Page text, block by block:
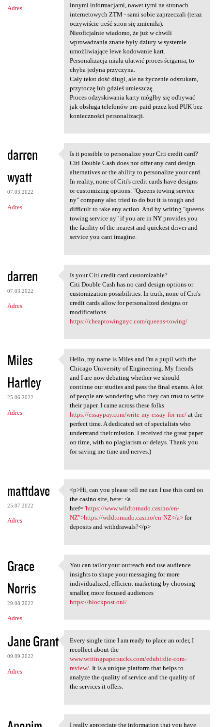
Adres
innymi informacjami, nawet tymi na stronach
internetowych ZTM - sami sobie zaprzeczali (teraz
oczywiście treść stron się zmieniła).
Nieoficjalnie wiadomo, że już w chwili
wprowadzania znane były dziury w systemie
umożliwiające lewe kodowanie kart.
Personalizacja miała ułatwić proces ścigania, to
chyba jedyna przyczyna.
Cały tekst dość długi, ale na życzenie odszukam,
przytoczę lub gdzieś umieszczę.
Proces odzyskiwania karty mógłby się odbywać
jak obsługa telefonów pre-paid przez kod PUK bez
konieczności personalizacji.
darren
wyatt
07.03.2022
Adres
Is it possible to personalize
Is it possible to personalize your Citi credit card?
Citi Double Cash does not offer any card design
alternatives or the ability to personalize your card.
In reality, none of Citi's credit cards have designs
or customizing options. "Queens towing service
ny" company also tried to do but it is tough and
difficult to take any action. And by writing "queens
towing service ny" if you are in NY provides you
the facility of the nearest and quickest driver and
service you cant imagine.
darren
07.03.2022
Adres
Is your Citi credit card
Is your Citi credit card customizable?
Citi Double Cash has no card design options or
customization possibilities. In truth, none of Citi's
credit cards allow for personalized designs or
modifications.
https://cheaptowingnyc.com/queens-towing/
Miles
Hartley
25.06.2022
Adres
Hello, my name is Miles and I
Hello, my name is Miles and I'm a pupil with the
Chicago University of Engineering. My friends
and I are now debating whether we should
continue our studies and pass the final exams. A lot
of people are wondering who they can trust to write
their paper. I came across these folks
https://essaypay.com/write-my-essay-for-me/at the
perfect time. A dedicated set of specialists who
understand their mission. I received the great paper
on time, with no plagiarism or delays. Thank you
for saving me time and nerves.)
mattdave
25.07.2022
Adres
<p>Hi, can you please tell me
<p>Hi, can you please tell me can I use this card on
the casino site, here: <a
href="https://www.wildtornado.casino/en-
NZ">https://wildtornado.casino/en-NZ</a>for
deposits and withdrawals?</p>
Grace
Norris
29.08.2022
Adres
You can tailor your outreach
You can tailor your outreach and use audience
insights to shape your messaging for more
individualized, efficient marketing by choosing
smaller, more focused audiences
https://blockpost.onl/
Jane Grant
09.09.2022
Adres
Every single time I am ready
Every single time I am ready to place an order, I
recollect about the
www.writingpapersucks.com/edubirdie-com-
review/. It is a unique platform that helps to
analyze the quality of service and the quality of
the services it offers.
I really appreciate the information that you have